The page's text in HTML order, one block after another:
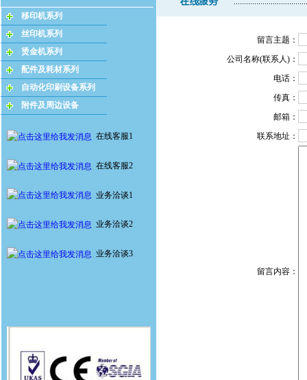
移印机系列
丝印机系列
烫金机系列
配件及耗材系列
自动化印刷设备系列
附件及周边设备
在线客服1
在线客服2
业务洽谈1
业务洽谈2
业务洽谈3
留言主题：
公司名称(联系人) ：
电话：
传真：
邮箱：
联系地址：
留言内容：